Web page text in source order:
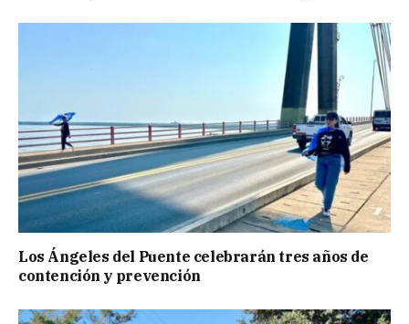
Los Ángeles del Puente celebrarán tres años de
contención y prevención